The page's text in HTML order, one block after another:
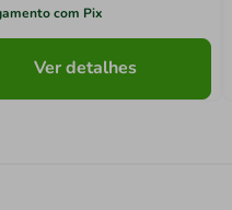
com Pix
Ver detalhes